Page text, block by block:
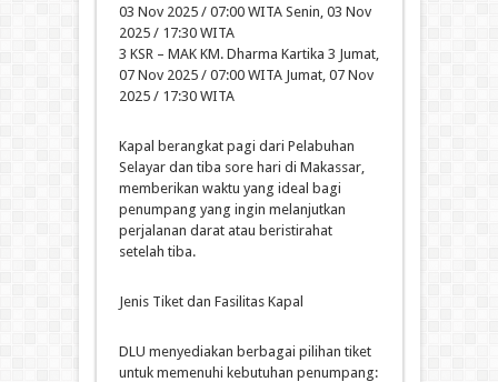
03 Nov 2025 / 07:00 WITA Senin, 03 Nov
2025 / 17:30 WITA
3 KSR – MAK KM. Dharma Kartika 3 Jumat,
07 Nov 2025 / 07:00 WITA Jumat, 07 Nov
2025 / 17:30 WITA
Kapal berangkat pagi dari Pelabuhan
Selayar dan tiba sore hari di Makassar,
memberikan waktu yang ideal bagi
penumpang yang ingin melanjutkan
perjalanan darat atau beristirahat
setelah tiba.
Jenis Tiket dan Fasilitas Kapal
DLU menyediakan berbagai pilihan tiket
untuk memenuhi kebutuhan penumpang: